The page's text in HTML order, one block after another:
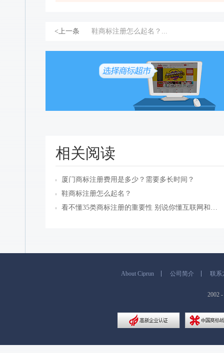
<上一条 鞋商标注册怎么起名？...
相关阅读
厦门商标注册费用是多少？​需要多长时间？
鞋商标注册怎么起名？
看不懂35类商标注册的重要性 别说你懂互联网和传媒
About Ciprun 公司简介 联系
2002